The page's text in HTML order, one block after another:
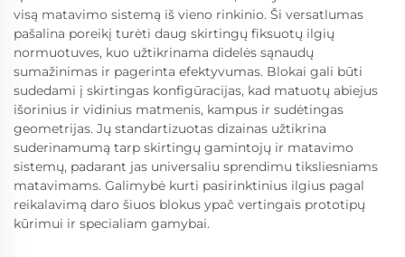
visą matavimo sistemą iš vieno rinkinio. Ši versatlumas
pašalina poreikį turėti daug skirtingų fiksuotų ilgių
normuotuves, kuo užtikrinama didelės sąnaudų
sumažinimas ir pagerinta efektyvumas. Blokai gali būti
sudedami į skirtingas konfigūracijas, kad matuotų abiejus
išorinius ir vidinius matmenis, kampus ir sudėtingas
geometrijas. Jų standartizuotas dizainas užtikrina
suderinamumą tarp skirtingų gamintojų ir matavimo
sistemų, padarant jas universaliu sprendimu tiksliesniams
matavimams. Galimybė kurti pasirinktinius ilgius pagal
reikalavimą daro šiuos blokus ypač vertingais prototipų
kūrimui ir specialiam gamybai.